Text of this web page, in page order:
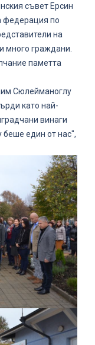
съвет Ерсин
федерация по
на
много граждани.
паметта
Сюлейманоглу
като най-
винаги
един от нас",